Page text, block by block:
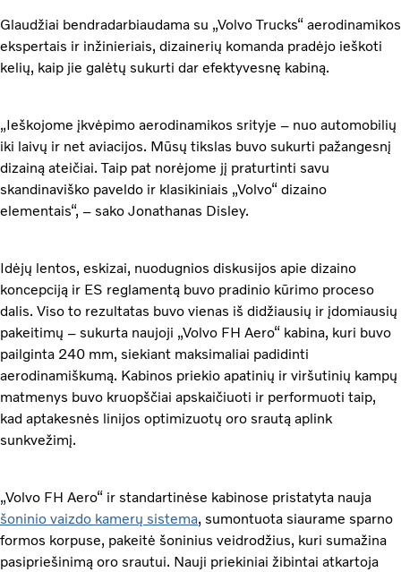
Glaudžiai bendradarbiaudama su „Volvo Trucks“ aerodinamikos
ekspertais ir inžinieriais, dizainerių komanda pradėjo ieškoti
kelių, kaip jie galėtų sukurti dar efektyvesnę kabiną.
„Ieškojome įkvėpimo aerodinamikos srityje – nuo automobilių
iki laivų ir net aviacijos. Mūsų tikslas buvo sukurti pažangesnį
dizainą ateičiai. Taip pat norėjome jį praturtinti savu
skandinaviško paveldo ir klasikiniais „Volvo“ dizaino
elementais“, – sako Jonathanas Disley.
Idėjų lentos, eskizai, nuodugnios diskusijos apie dizaino
koncepciją ir ES reglamentą buvo pradinio kūrimo proceso
dalis. Viso to rezultatas buvo vienas iš didžiausių ir įdomiausių
pakeitimų – sukurta naujoji „Volvo FH Aero“ kabina, kuri buvo
pailginta 240 mm, siekiant maksimaliai padidinti
aerodinamiškumą. Kabinos priekio apatinių ir viršutinių kampų
matmenys buvo kruopščiai apskaičiuoti ir performuoti taip,
kad aptakesnės linijos optimizuotų oro srautą aplink
sunkvežimį.
„Volvo FH Aero“ ir standartinėse kabinose pristatyta nauja
šoninio vaizdo kamerų sistema, sumontuota siaurame sparno
formos korpuse, pakeitė šoninius veidrodžius, kuri sumažina
pasipriešinimą oro srautui. Nauji priekiniai žibintai atkartoja